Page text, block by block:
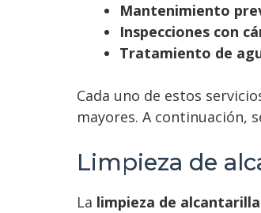
Mantenimiento
Inspecciones con
Tratamiento de
Cada uno de estos
mayores. A continuación,
Limpieza de
La limpieza de